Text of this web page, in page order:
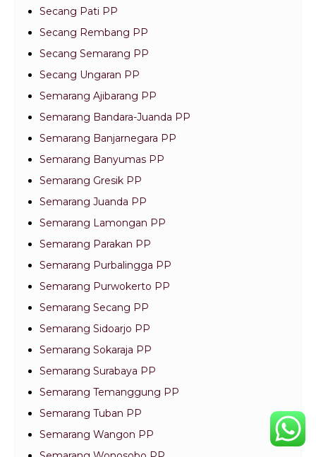
Secang Pati PP
Secang Rembang PP
Secang Semarang PP
Secang Ungaran PP
Semarang Ajibarang PP
Semarang Bandara-Juanda PP
Semarang Banjarnegara PP
Semarang Banyumas PP
Semarang Gresik PP
Semarang Juanda PP
Semarang Lamongan PP
Semarang Parakan PP
Semarang Purbalingga PP
Semarang Purwokerto PP
Semarang Secang PP
Semarang Sidoarjo PP
Semarang Sokaraja PP
Semarang Surabaya PP
Semarang Temanggung PP
Semarang Tuban PP
Semarang Wangon PP